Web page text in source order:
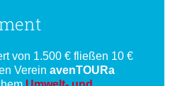
von 1.500 € fließen 10 €
Verein avenTOURa